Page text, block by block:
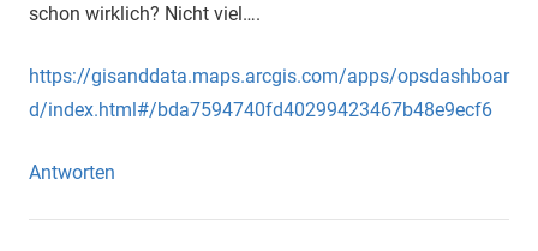
schon wirklich? Nicht viel….
https://gisanddata.maps.arcgis.com/apps/opsdashboar
d/index.html#/bda7594740fd40299423467b48e9ecf6
Antworten